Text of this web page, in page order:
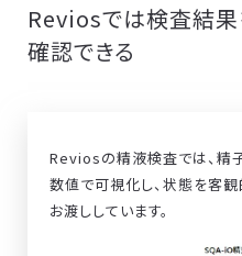
Reviosでは検査結果
確認できる
Reviosの精液検査では、精
数値で可視化し、状態を客
お渡ししています。